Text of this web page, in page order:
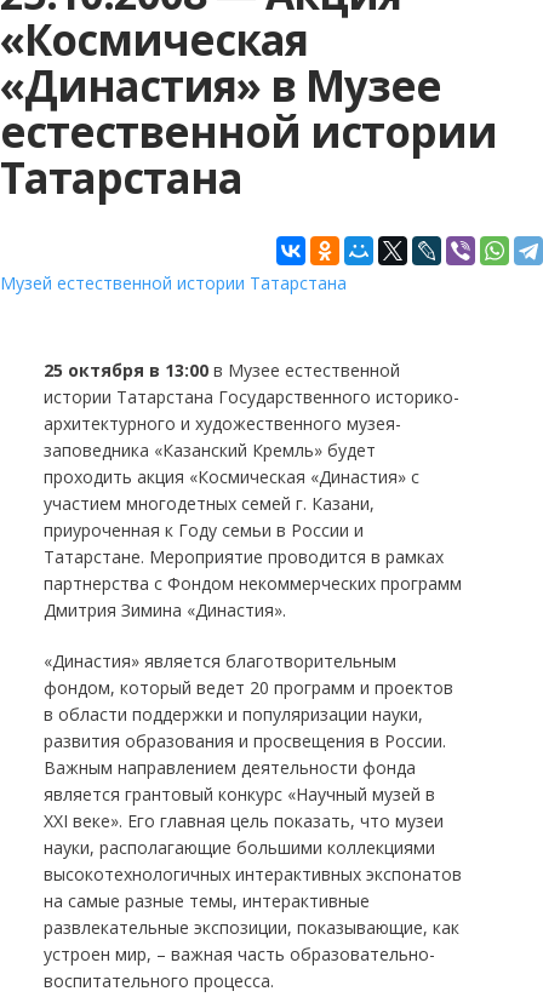
«Космическая
«Династия» в Музее
естественной истории
Татарстана
Музей естественной истории Татарстана
25 октября в 13:00в Музее естественной
истории Татарстана Государственного историко-
архитектурного и художественного музея-
заповедника «Казанский Кремль» будет
проходить акция «Космическая «Династия» с
участием многодетных семей г. Казани,
приуроченная к Году семьи в России и
Татарстане. Мероприятие проводится в рамках
партнерства с Фондом некоммерческих программ
Дмитрия Зимина «Династия».
«Династия» является благотворительным
фондом, который ведет 20 программ и проектов
в области поддержки и популяризации науки,
развития образования и просвещения в России.
Важным направлением деятельности фонда
является грантовый конкурс «Научный музей в
ХХI веке». Его главная цель показать, что музеи
науки, располагающие большими коллекциями
высокотехнологичных интерактивных экспонатов
на самые разные темы, интерактивные
развлекательные экспозиции, показывающие, как
устроен мир, – важная часть образовательно-
воспитательного процесса.